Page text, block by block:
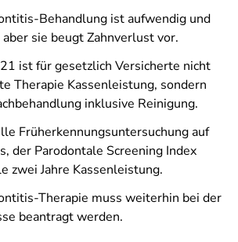
Behandlung ist aufwendig und
sie beugt Zahnverlust vor.
ist für gesetzlich Versicherte nicht
Therapie Kassenleistung, sondern
inklusive Reinigung.
Früherkennungsuntersuchung auf
der Parodontale Screening Index
zwei Jahre Kassenleistung.
Therapie muss weiterhin bei der
beantragt werden.